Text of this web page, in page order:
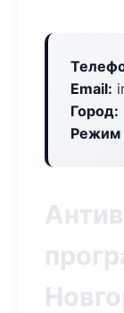
Email:
Город:
Режим